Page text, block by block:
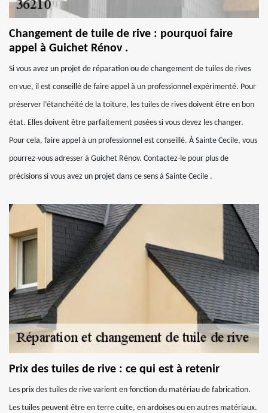
Changement de tuile de rive : pourquoi faire
appel à Guichet Rénov .
Si vous avez un projet de réparation ou de changement de tuiles de rives
en vue, il est conseillé de faire appel à un professionnel expérimenté. Pour
préserver l’étanchéité de la toiture, les tuiles de rives doivent être en bon
état. Elles doivent être parfaitement posées si vous devez les changer.
Pour cela, faire appel à un professionnel est conseillé. À Sainte Cecile, vous
pourrez-vous adresser à Guichet Rénov. Contactez-le pour plus de
précisions si vous avez un projet dans ce sens à Sainte Cecile .
Prix des tuiles de rive : ce qui est à retenir
Les prix des tuiles de rive varient en fonction du matériau de fabrication.
Les tuiles peuvent être en terre cuite, en ardoises ou en autres matériaux.